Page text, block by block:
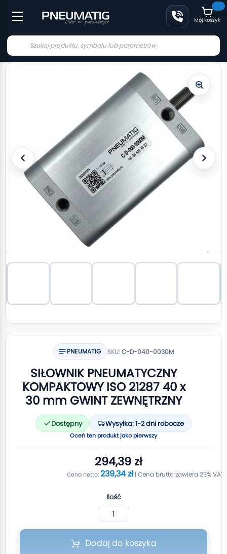
Mój koszyk
PNEUMATIG SKU:C-D-040-0030M
SIŁOWNIK PNEUMATYCZNY
KOMPAKTOWY ISO 21287 40 x
30 mm GWINT ZEWNĘTRZNY
Dostępny Wysyłka: 1-2 dni robocze
Oceń ten produkt jako pierwszy
294,39 zł
239,34 zł
Ilość
Dodaj do koszyka